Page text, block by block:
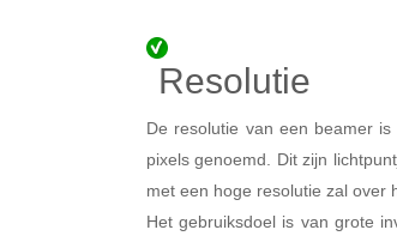
Resolutie
De resolutie van een beamer
pixels genoemd. Dit zijn
met een hoge resolutie zal over
Het gebruiksdoel is van grote